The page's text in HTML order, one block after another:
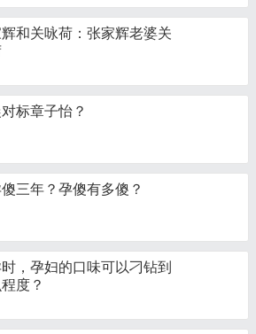
和关咏荷：张家辉老婆关
标章子怡？
三年？孕傻有多傻？
，孕妇的口味可以刁钻到
度？